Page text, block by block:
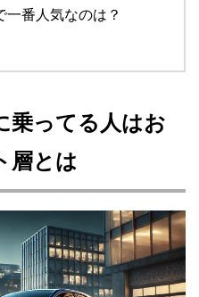
一番人気なのは？
乗ってる人はお
層とは